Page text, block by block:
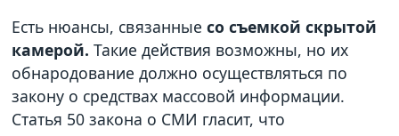
Есть нюансы, связанныесо съемкой скрытой
камерой.Такие действия возможны, но их
обнародование должно осуществляться по
закону о средствах массовой информации.
Статья 50 закона о СМИ гласит, что